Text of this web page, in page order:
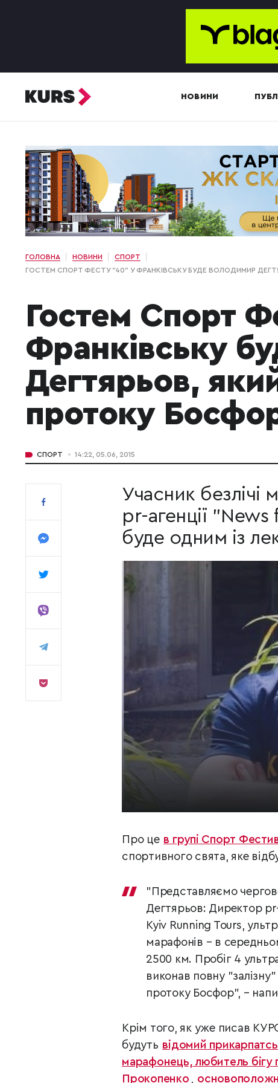
НОВИНИ
ГОЛОВНА НОВИНИ
СПОРТ
ГОСТЕМ СПОРТ ФЕСТУ "40" У ФРАНКІВСЬКУ БУДЕ ВОЛОДИМИР
Гостем Спорт
Франківську
Дегтярьов,
протоку
СПОРТ 14:22, 05.06, 2015
Учасник безлічі
pr-агенції
буде одним із
Про це в групі Спорт
спортивного свята, яке
"Представляємо
Дегтярьов: Директор
Kyiv Running Tours,
марафонів – в
2500 км. Пробіг 4
виконав повну
протоку Босфор", –
Крім того, як уже писав
будуть відомий
марафонець, любитель бігу
Прокопенко ,